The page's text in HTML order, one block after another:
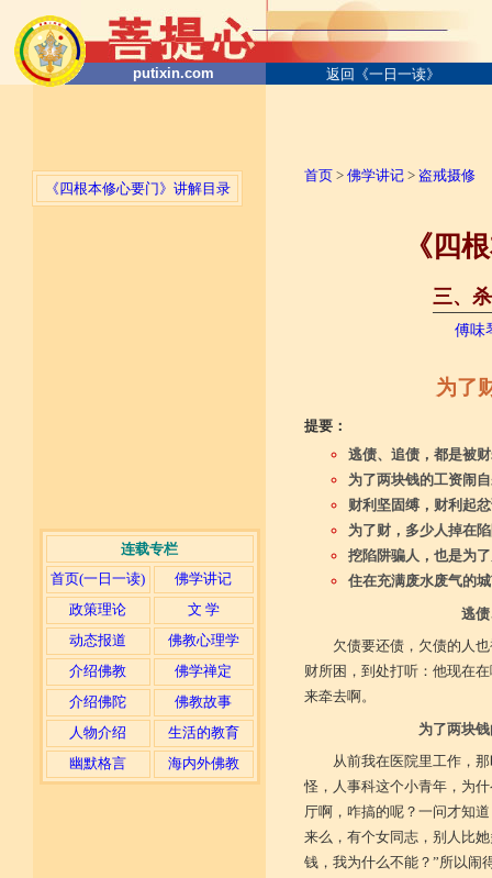
putixin.com 返回《一日一读》
《四根本修心要门》讲解目录
连载专栏
首页(一日一读)
佛学讲记
政策理论
文 学
动态报道
佛教心理学
介绍佛教
佛学禅定
介绍佛陀
佛教故事
人物介绍
生活的教育
幽默格言
海内外佛教
首页> 佛学讲记> 盗戒摄修
《四
三、
傅味
为了
提要：
逃债、追债，都是被
为了两块钱的工资闹
财利坚固缚，财利起
为了财，多少人掉在
挖陷阱骗人，也是为
住在充满废水废气的
逃
欠债要还债，欠债的人
财所困，到处打听：他现在
来牵去啊。
为了两块
从前我在医院里工作，
怪，人事科这个小青年，为
厅啊，咋搞的呢？一问才知
来么，有个女同志，别人比
钱，我为什么不能？”所以闹